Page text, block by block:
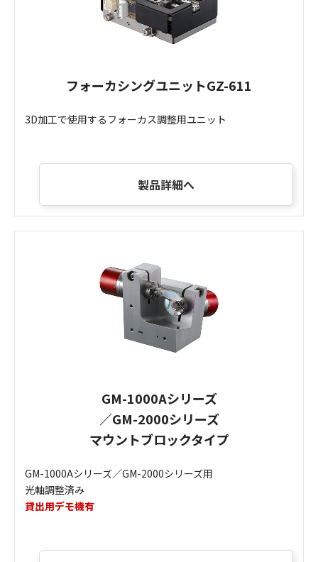
フォーカシングユニットGZ-611
3D加工で使用するフォーカス調整用ユニット
製品詳細へ
GM-1000Aシリーズ
／GM-2000シリーズ
マウントブロックタイプ
GM-1000Aシリーズ／GM-2000シリーズ用
光軸調整済み
貸出用デモ機有